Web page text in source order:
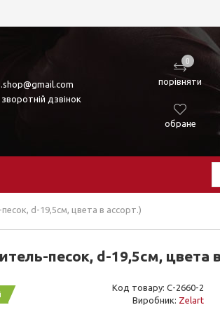
дзвінок
0
порівняти
обране
d-19,5см, цвета в ассорт.)
песок, d-19,5см, цвета
Код товару: C-2660-2
Виробник: Zelart